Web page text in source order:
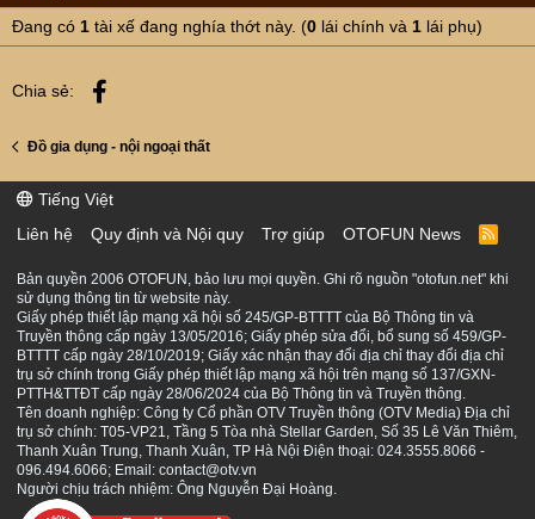
Đang có 1 tài xế đang nghía thớt này. (0 lái chính và 1 lái phụ)
Chia sẻ:
Đồ gia dụng - nội ngoại thất
Tiếng Việt
Liên hệ
Quy định và Nội quy Trợ giúp OTOFUN News
R
S
Bản quyền 2006 OTOFUN, bảo lưu mọi quyền. Ghi rõ nguồn "otofun.net" khi
sử dụng thông tin từ website này.
Giấy phép thiết lập mạng xã hội số 245/GP-BTTTT của Bộ Thông tin và
Truyền thông cấp ngày 13/05/2016; Giấy phép sửa đổi, bổ sung số 459/GP-
BTTTT cấp ngày 28/10/2019; Giấy xác nhận thay đổi địa chỉ thay đổi địa chỉ
trụ sở chính trong Giấy phép thiết lập mạng xã hội trên mạng số 137/GXN-
PTTH&TTĐT cấp ngày 28/06/2024 của Bộ Thông tin và Truyền thông.
Tên doanh nghiệp: Công ty Cổ phần OTV Truyền thông (OTV Media) Địa chỉ
trụ sở chính: T05-VP21, Tầng 5 Tòa nhà Stellar Garden, Số 35 Lê Văn Thiêm,
Thanh Xuân Trung, Thanh Xuân, TP Hà Nội Điện thoại: 024.3555.8066 -
096.494.6066; Email: contact@otv.vn
Người chịu trách nhiệm: Ông Nguyễn Đại Hoàng.